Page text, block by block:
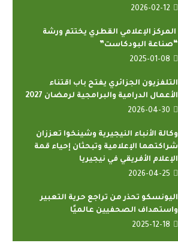
2026-02-12
المركز الإعلامي القطري يختتم ورشة
“صناعة البودكاست”
2025-01-08
التلفزيون الجزائري يفتح باب اقتناء
الأعمال الدرامية والبرامجية لرمضان 2027
2026-04-30
وكالة الأنباء النيجيرية وشينخوا تعززان
شراكتهما الإعلامية وتبحثان إحياء قمة
الإعلام الأفريقي في نيجيريا
2026-04-25
اليونسكو تحذر من تراجع حرية التعبير
واستهداف الصحفيين عالميًا
2025-12-18